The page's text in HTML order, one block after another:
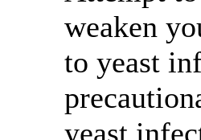
weaken
to yeast
yeast